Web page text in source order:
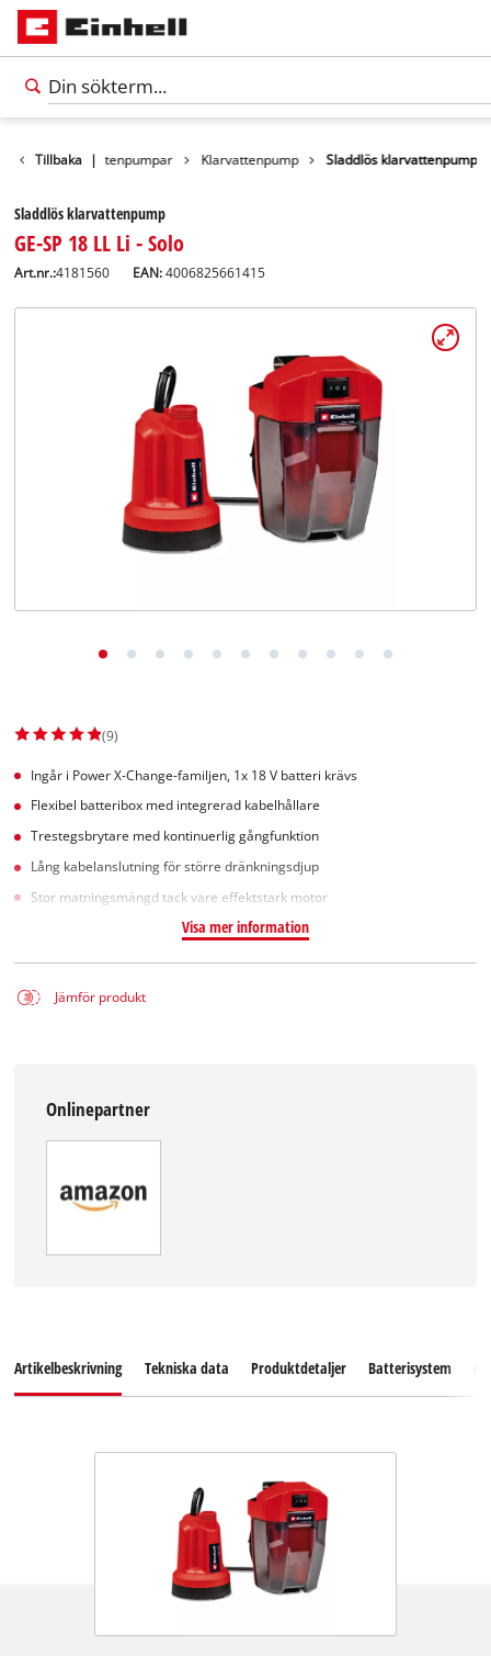
Tillbaka |Vattenpumpar Klarvattenpump Sladdlös klarvattenpump
Sladdlös klarvattenpump
GE-SP 18 LL Li - Solo
Art.nr.:4181560 EAN:4006825661415
(9)
Ingår i Power X-Change-familjen, 1x 18 V batteri krävs
Flexibel batteribox med integrerad kabelhållare
Trestegsbrytare med kontinuerlig gångfunktion
Lång kabelanslutning för större dränkningsdjup
Stor matningsmängd tack vare effektstark motor
Visa mer information
Jämför produkt
Onlinepartner
Artikelbeskrivning Tekniska data Produktdetaljer Batterisystem